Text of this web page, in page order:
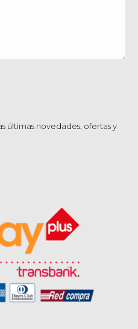
últimas novedades, ofertas y